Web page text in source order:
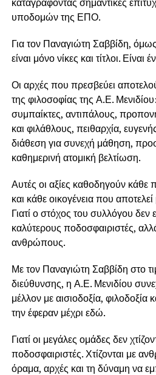
υποδομών της ΕΠΟ.
Για τον Παναγιώτη Σαββίδη,
είναι μόνο νίκες και τίτλοι. Είναι
Οι αρχές που πρεσβεύει
της φιλοσοφίας της Α.Ε.
συμπαίκτες, αντιπάλους,
και φιλάθλους, πειθαρχία,
διάθεση για συνεχή μάθηση,
καθημερινή ατομική βελτίωση.
Αυτές οι αξίες καθοδηγούν
και κάθε οικογένεια που
Γιατί ο στόχος του συλλόγου δεν
καλύτερους ποδοσφαιριστές,
ανθρώπους.
Με τον Παναγιώτη Σαββίδη στο
διεύθυνσης, η Α.Ε. Μενιδίου
μέλλον με αισιοδοξία, φιλοδοξία
την έφεραν μέχρι εδώ.
Γιατί οι μεγάλες ομάδες δεν
ποδοσφαιριστές. Χτίζονται με
όραμα, αρχές και τη δύναμη να